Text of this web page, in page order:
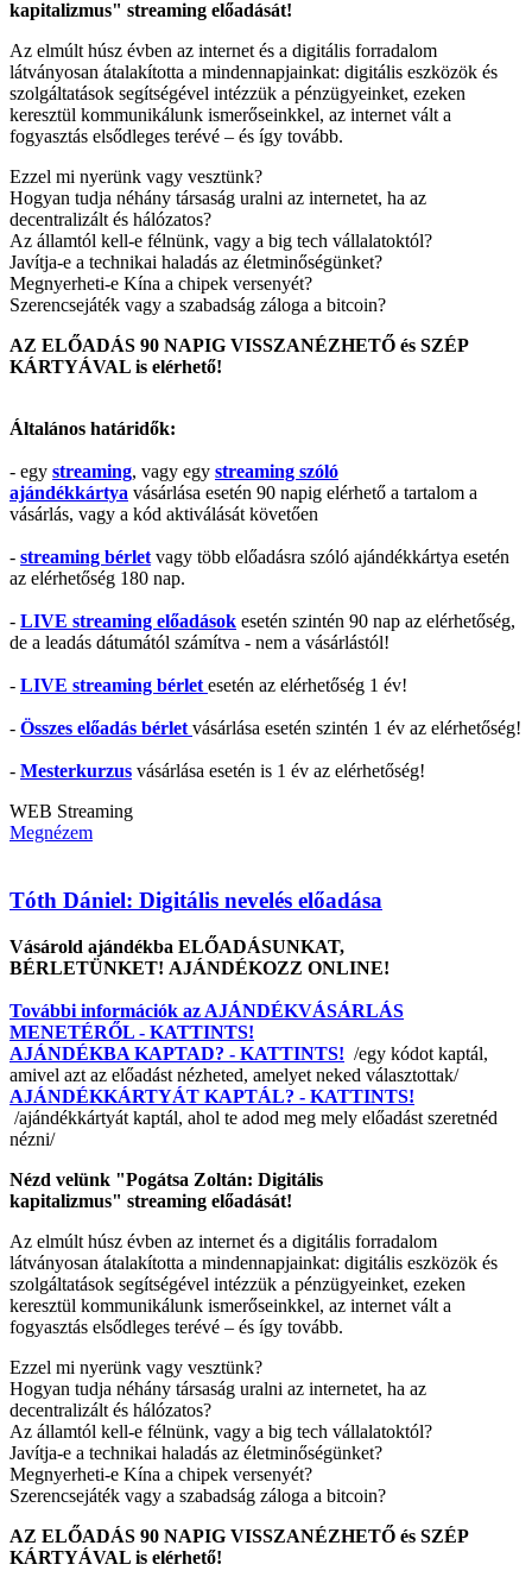
kapitalizmus" streaming előadását!
Az elmúlt húsz évben az internet és a digitális forradalom
látványosan átalakította a mindennapjainkat: digitális eszközök és
szolgáltatások segítségével intézzük a pénzügyeinket, ezeken
keresztül kommunikálunk ismerőseinkkel, az internet vált a
fogyasztás elsődleges terévé – és így tovább.
Ezzel mi nyerünk vagy vesztünk?
Hogyan tudja néhány társaság uralni az internetet, ha az
decentralizált és hálózatos?
Az államtól kell-e félnünk, vagy a big tech vállalatoktól?
Javítja-e a technikai haladás az életminőségünket?
Megnyerheti-e Kína a chipek versenyét?
Szerencsejáték vagy a szabadság záloga a bitcoin?
AZ ELŐADÁS 90 NAPIG VISSZANÉZHETŐ és SZÉP
KÁRTYÁVAL is elérhető!
Általános határidők:
- egy streaming, vagy egy streaming szóló
ajándékkártya vásárlása esetén 90 napig elérhető a tartalom a
vásárlás, vagy a kód aktiválását követően
- streaming bérlet vagy több előadásra szóló ajándékkártya esetén
az elérhetőség 180 nap.
- LIVE streaming előadások esetén szintén 90 nap az elérhetőség,
de a leadás dátumától számítva - nem a vásárlástól!
- LIVE streaming bérlet esetén az elérhetőség 1 év!
- Összes előadás bérlet vásárlása esetén szintén 1 év az elérhetőség!
- Mesterkurzus vásárlása esetén is 1 év az elérhetőség!
WEB Streaming
Megnézem
Tóth Dániel: Digitális nevelés előadása
Vásárold ajándékba ELŐADÁSUNKAT,
BÉRLETÜNKET! AJÁNDÉKOZZ ONLINE!
További információk az AJÁNDÉKVÁSÁRLÁS
MENETÉRŐL - KATTINTS!
AJÁNDÉKBA KAPTAD? - KATTINTS! /egy kódot kaptál,
amivel azt az előadást nézheted, amelyet neked választottak/
AJÁNDÉKKÁRTYÁT KAPTÁL? - KATTINTS!
/ajándékkártyát kaptál, ahol te adod meg mely előadást szeretnéd
nézni/
Nézd velünk "Pogátsa Zoltán: Digitális
kapitalizmus" streaming előadását!
Az elmúlt húsz évben az internet és a digitális forradalom
látványosan átalakította a mindennapjainkat: digitális eszközök és
szolgáltatások segítségével intézzük a pénzügyeinket, ezeken
keresztül kommunikálunk ismerőseinkkel, az internet vált a
fogyasztás elsődleges terévé – és így tovább.
Ezzel mi nyerünk vagy vesztünk?
Hogyan tudja néhány társaság uralni az internetet, ha az
decentralizált és hálózatos?
Az államtól kell-e félnünk, vagy a big tech vállalatoktól?
Javítja-e a technikai haladás az életminőségünket?
Megnyerheti-e Kína a chipek versenyét?
Szerencsejáték vagy a szabadság záloga a bitcoin?
AZ ELŐADÁS 90 NAPIG VISSZANÉZHETŐ és SZÉP
KÁRTYÁVAL is elérhető!